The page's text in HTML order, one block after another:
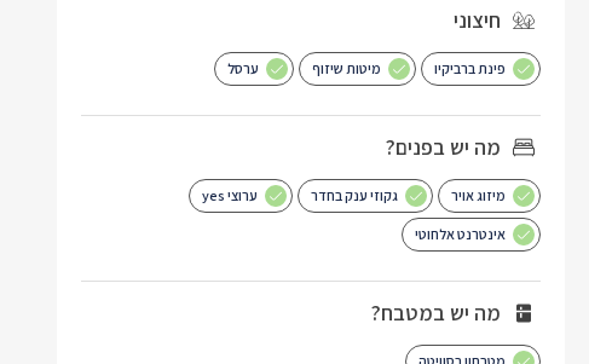
חיצוני
פינת ברביקיו מיטות שיזוף ערסל
מה יש בפנים?
מיזוג אויר גקוזי ענק בחדר ערוצי yes
אינטרנט אלחוטי
מה יש במטבח?